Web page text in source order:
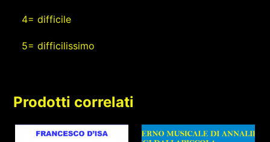
4= difficile
5= difficilissimo
Prodotti correlati